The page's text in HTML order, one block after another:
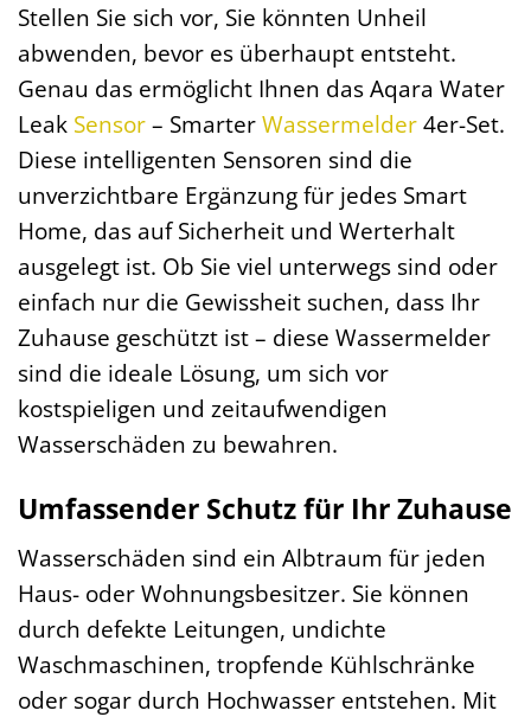
Stellen Sie sich vor, Sie könnten Unheil
abwenden, bevor es überhaupt entsteht.
Genau das ermöglicht Ihnen das Aqara Water
Leak Sensor– SmarterWassermelder4er-Set.
Diese intelligenten Sensoren sind die
unverzichtbare Ergänzung für jedes Smart
Home, das auf Sicherheit und Werterhalt
ausgelegt ist. Ob Sie viel unterwegs sind oder
einfach nur die Gewissheit suchen, dass Ihr
Zuhause geschützt ist – diese Wassermelder
sind die ideale Lösung, um sich vor
kostspieligen und zeitaufwendigen
Wasserschäden zu bewahren.
Umfassender Schutz für Ihr Zuhause
Wasserschäden sind ein Albtraum für jeden
Haus- oder Wohnungsbesitzer. Sie können
durch defekte Leitungen, undichte
Waschmaschinen, tropfende Kühlschränke
oder sogar durch Hochwasser entstehen. Mit